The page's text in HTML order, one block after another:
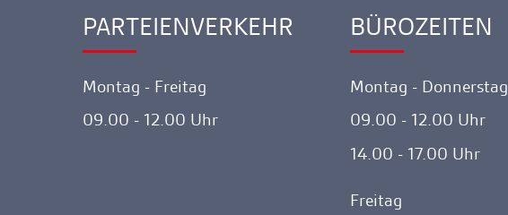
Ankerlink
PARTEIENVERKEHR
Montag - Freitag
09.00 - 12.00 Uhr
Ankerlink
BÜROZEITEN
Montag - Donnerstag
09.00 - 12.00 Uhr
14.00 - 17.00 Uhr
Freitag